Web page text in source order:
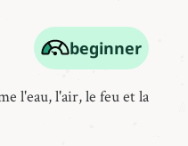
beginner
l'eau, l'air, le feu et la